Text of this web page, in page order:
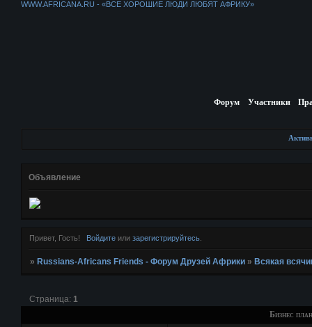
WWW.AFRICANA.RU - «ВСЕ ХОРОШИЕ ЛЮДИ ЛЮБЯТ АФРИКУ»
Форум Участники
Объявление
Привет, Гость! Войдитеили зарегистрируйтесь.
» Russians-Africans Friends - Форум Друзей Африки » Всякая
Бизнес
Страница: 1